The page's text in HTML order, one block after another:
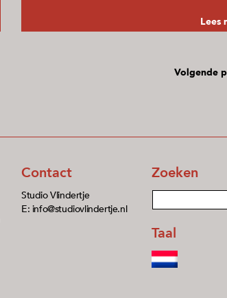
Lees
Volgende
Contact
Studio Vlindertje
E: info@studiovlindertje.nl
Zoeken
Taal